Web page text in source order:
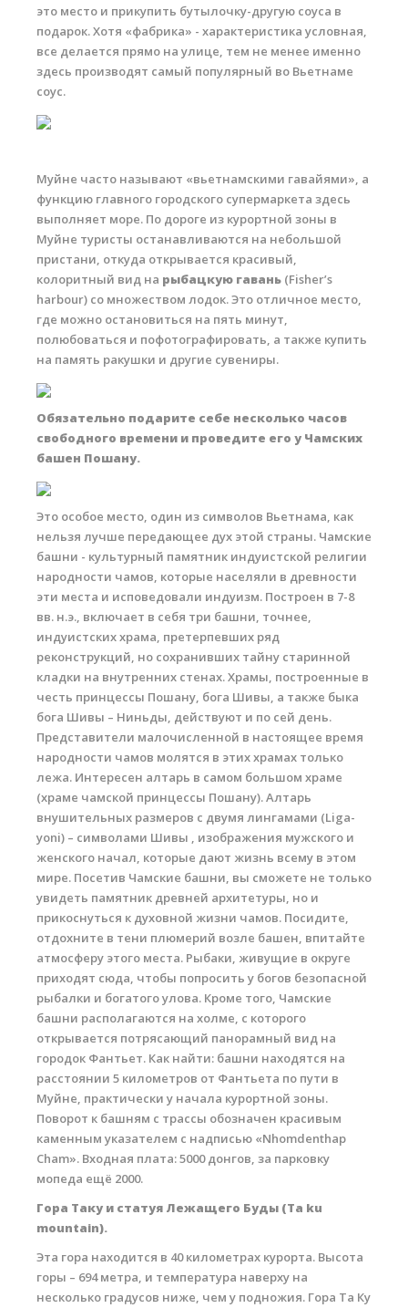
это место и прикупить бутылочку-другую соуса в
подарок. Хотя «фабрика» - характеристика условная,
все делается прямо на улице, тем не менее именно
здесь производят самый популярный во Вьетнаме
соус.
Муйне часто называют «вьетнамскими гавайями», а
функцию главного городского супермаркета здесь
выполняет море. По дороге из курортной зоны в
Муйне туристы останавливаются на небольшой
пристани, откуда открывается красивый,
колоритный вид на рыбацкую гавань (Fisher’s
harbour) со множеством лодок. Это отличное место,
где можно остановиться на пять минут,
полюбоваться и пофотографировать, а также купить
на память ракушки и другие сувениры.
Обязательно подарите себе несколько часов
свободного времени и проведите его у Чамских
башен Пошану.
Это особое место, один из символов Вьетнама, как
нельзя лучше передающее дух этой страны. Чамские
башни - культурный памятник индуистской религии
народности чамов, которые населяли в древности
эти места и исповедовали индуизм. Построен в 7-8
вв. н.э., включает в себя три башни, точнее,
индуистских храма, претерпевших ряд
реконструкций, но сохранивших тайну старинной
кладки на внутренних стенах. Храмы, построенные в
честь принцессы Пошану, бога Шивы, а также быка
бога Шивы – Ниньды, действуют и по сей день.
Представители малочисленной в настоящее время
народности чамов молятся в этих храмах только
лежа. Интересен алтарь в самом большом храме
(храме чамской принцессы Пошану). Алтарь
внушительных размеров с двумя лингамами (Liga-
yoni) – символами Шивы , изображения мужского и
женского начал, которые дают жизнь всему в этом
мире. Посетив Чамские башни, вы сможете не только
увидеть памятник древней архитетуры, но и
прикоснуться к духовной жизни чамов. Посидите,
отдохните в тени плюмерий возле башен, впитайте
атмосферу этого места. Рыбаки, живущие в округе
приходят сюда, чтобы попросить у богов безопасной
рыбалки и богатого улова. Кроме того, Чамские
башни располагаются на холме, с которого
открывается потрясающий панорамный вид на
городок Фантьет. Как найти: башни находятся на
расстоянии 5 километров от Фантьета по пути в
Муйне, практически у начала курортной зоны.
Поворот к башням с трассы обозначен красивым
каменным указателем с надписью «Nhomdenthap
Cham». Входная плата: 5000 донгов, за парковку
мопеда ещё 2000.
Гора Таку и статуя Лежащего Буды (Ta ku
mountain).
Эта гора находится в 40 километрах курорта. Высота
горы – 694 метра, и температура наверху на
несколько градусов ниже, чем у подножия. Гора Та Ку